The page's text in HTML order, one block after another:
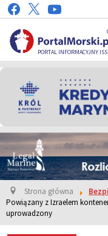
PORTAL INFORMACYJNY
Strona główna
Powiązany z Izraelem
uprowadzony